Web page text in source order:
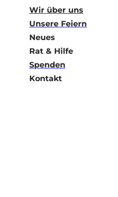
Wir über uns
Unsere Feiern
Neues
Rat & Hilfe
Spenden
Kontakt